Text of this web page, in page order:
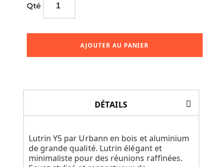
Qté
AJOUTER AU PANIER
DÉTAILS
Lutrin Y5 par Urbann en bois et aluminium
de grande qualité. Lutrin élégant et
minimaliste pour des réunions raffinées.